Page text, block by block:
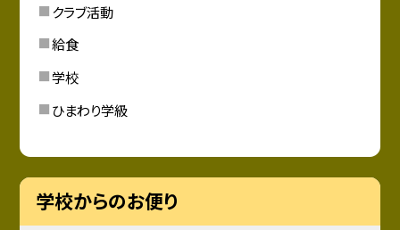
クラブ活動
給食
学校
ひまわり学級
学校からのお便り